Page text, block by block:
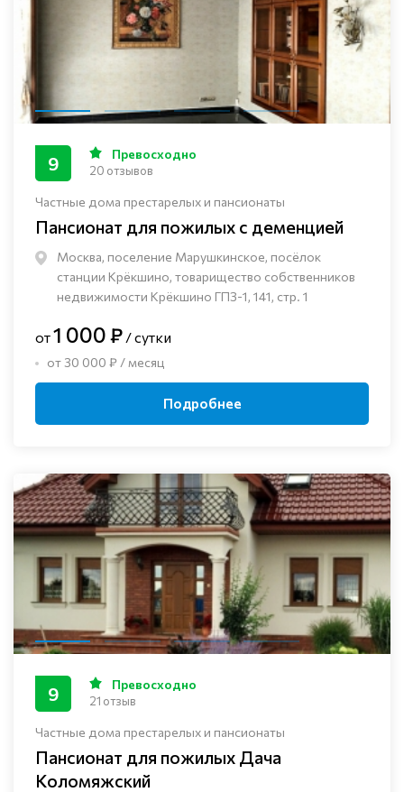
Частные дома престарелых и пансионаты
Пансионат для пожилых с деменцией
Москва, поселение Марушкинское, посёлок
станции Крёкшино, товарищество собственников
недвижимости Крёкшино ГПЗ-1, 141, стр. 1
9 Превосходно
20 отзывов
от1 000 ₽ / сутки
от 30 000 ₽ / месяц
Подробнее
Частные дома престарелых и пансионаты
Пансионат для пожилых Дача
Коломяжский
9 Превосходно
21 отзыв